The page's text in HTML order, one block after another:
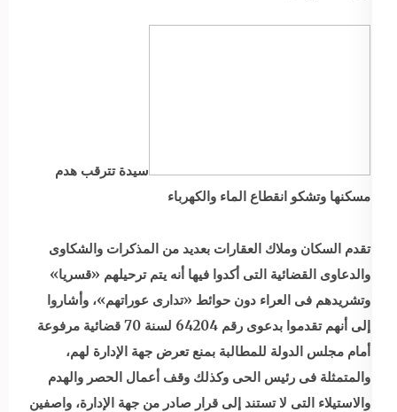
سيدة تترقب هدم
مسكنها وتشكو انقطاع الماء والكهرباء
تقدم السكان وملاك العقارات بعديد من المذكرات والشكاوى
والدعاوى القضائية التى أكدوا فيها أنه يتم ترحيلهم «قسريا»
وتشريدهم فى العراء دون حوائط «تدارى عوراتهم»، وأشاروا
إلى أنهم تقدموا بدعوى رقم 64204 لسنة 70 قضائية مرفوعة
أمام مجلس الدولة للمطالبة بمنع تعرض جهة الإدارة لهم،
والمتمثلة فى رئيس الحى وكذلك وقف أعمال الحصر والهدم
والاستيلاء التى لا تستند إلى قرار صادر من جهة الإدارة، واصفين